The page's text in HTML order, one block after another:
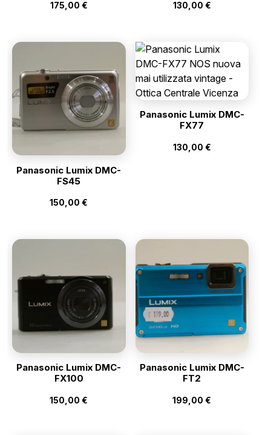
175,00 € 130,00 €
Panasonic Lumix DMC-
FS45
150,00€
Panasonic Lumix DMC-
FX77
130,00 €
Panasonic Lumix DMC-
FX100
150,00€
Panasonic Lumix DMC-
FT2
199,00€